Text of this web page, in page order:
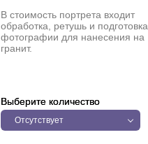
В стоимость портрета входит
обработка, ретушь и подготовка
фотографии для нанесения на
гранит.
Выберите количество
Отсутствует